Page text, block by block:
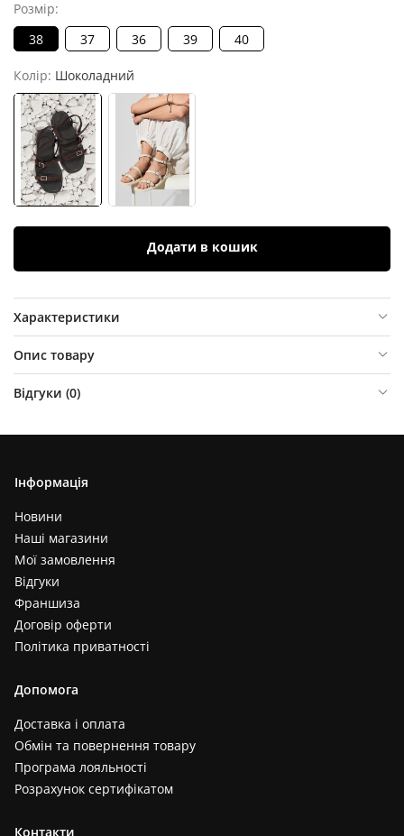
Розмір:
38
37 36 39 40
Колір: Шоколадний
Додати в кошик
Характеристики
Опис товару
Відгуки (0)
Інформація
Новини
Наші магазини
Мої замовлення
Відгуки
Франшиза
Договір оферти
Політика приватності
Допомога
Доставка і оплата
Обмін та повернення товару
Програма лояльності
Розрахунок сертифікатом
Контакти